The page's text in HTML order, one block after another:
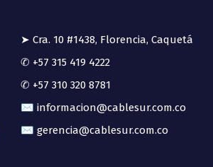
➤ Cra. 10 #1438, Florencia, Caquetá
✆ +57 315 419 4222
✆ +57 310 320 8781
✉ informacion@cablesur.com.co
✉ gerencia@cablesur.com.co